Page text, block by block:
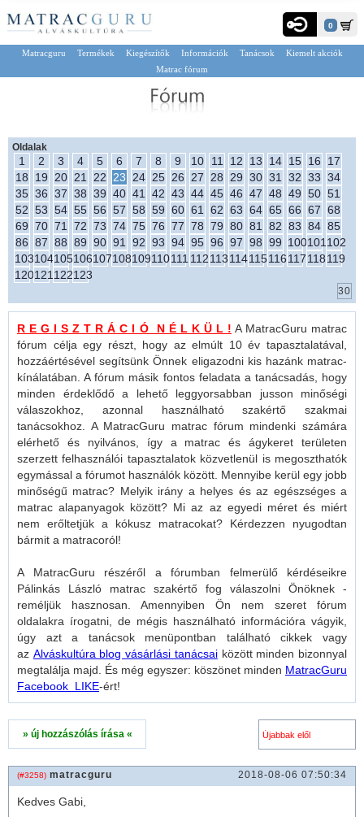
0
Matracguru Termékek Kiegészítők Információk Tanácsok
Kiemelt akciók
Matrac fórum
Oldalak
1 2 3 4 5 6 7 8 9 10 11 12 13 14 15 16
17
18
19 20 21 22 23 24 25 26 27 28 29 30 31 32 33 34
35 36 37 38 39 40 41 42 43 44 45 46 47 48 49 50 51
52 53 54 55 56 57 58 59 60 61 62 63 64 65 66 67 68
69 70 71 72 73 74 75 76 77 78 79 80 81 82 83 84 85
86 87 88 89 90 91 92 93 94 95 96 97 98 99 100101 102
103104105106107108109110111 112113114115116117118119
120121 122123
R E G I S Z T R Á C I Ó N É L K Ü L ! A MatracGuru matrac
fórum célja egy részt, hogy az elmúlt 10 év tapasztalatával,
hozzáértésével segítsünk Önnek eligazodni kis hazánk matrac-
kínálatában. A fórum másik fontos feladata a tanácsadás, hogy
minden érdeklődő a lehető leggyorsabban jusson minőségi
válaszokhoz, azonnal használható szakértő szakmai
tanácsokhoz. A MatracGuru matrac fórum mindenki számára
elérhető és nyilvános, így a matrac és ágykeret területen
szerzett felhasználói tapasztalatok közvetlenül is megoszthatók
egymással a fórumot használók között. Mennyibe kerül egy jobb
minőségű matrac? Melyik irány a helyes és az egészséges a
matrac alapanyagok között? Mi az az egyedi méret és miért
nem erőltetjük a kókusz matracokat? Kérdezzen nyugodtan
bármit a matracoról!
A MatracGuru részéről a fórumban felmerülő kérdéseikre
Pálinkás László matrac szakértő fog válaszolni Önöknek -
reméljük hasznosan. Amennyiben Ön nem szeret fórum
oldalakra írogatni, de mégis használható információra vágyik,
úgy azt a tanácsok menüpontban található cikkek vagy
az Alváskultúra blog vásárlási tanácsaiközött minden bizonnyal
megtalálja majd. És még egyszer: köszönet minden MatracGuru
Facebook LIKE-ért!
» új hozzászólás írása «
(#3258) matracguru 2018-08-06 07:50:34
Kedves Gabi,